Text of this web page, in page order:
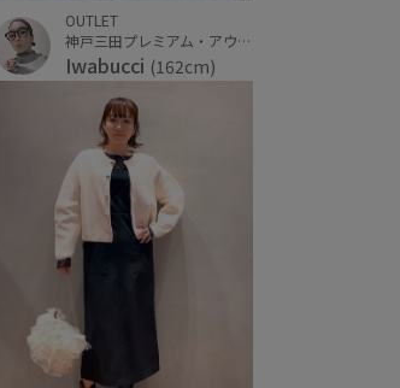
OUTLET
神戸三田プレミアム・アウトレット
Iwabucci (162cm)